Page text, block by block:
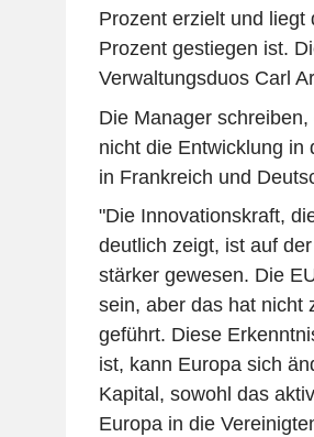
Prozent erzielt und liegt
Prozent gestiegen ist.
Verwaltungsduos Carl
Die Manager
nicht die Entwicklung in
in Frankreich und
"Die Innovationskraft,
deutlich zeigt, ist auf
stärker gewesen. Die
sein, aber das hat nicht
geführt. Diese
ist, kann Europa sich
Kapital, sowohl das
Europa in die